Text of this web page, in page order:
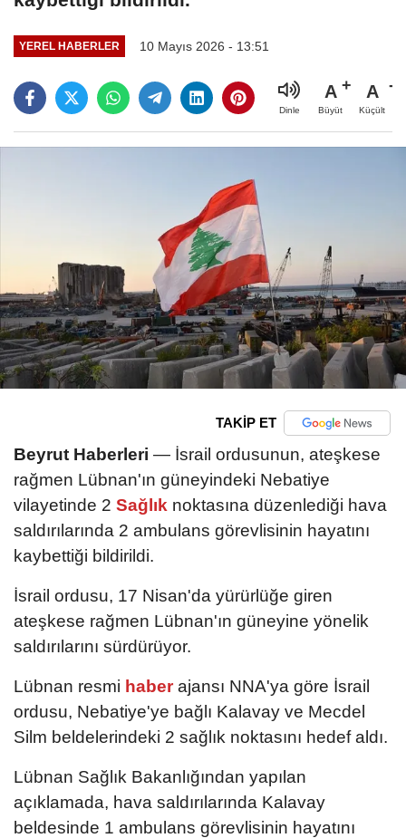
YEREL HABERLER 10 Mayıs 2026 - 13:51
Dinle
A
Büyüt
A
Küçült
TAKİP ET
Beyrut Haberleri — İsrail ordusunun, ateşkese
rağmen Lübnan'ın güneyindeki Nebatiye
vilayetinde 2 Sağlık noktasına düzenlediği hava
saldırılarında 2 ambulans görevlisinin hayatını
kaybettiği bildirildi.
İsrail ordusu, 17 Nisan'da yürürlüğe giren
ateşkese rağmen Lübnan'ın güneyine yönelik
saldırılarını sürdürüyor.
Lübnan resmi haberajansı NNA'ya göre İsrail
ordusu, Nebatiye'ye bağlı Kalavay ve Mecdel
Silm beldelerindeki 2 sağlık noktasını hedef aldı.
Lübnan Sağlık Bakanlığından yapılan
açıklamada, hava saldırılarında Kalavay
beldesinde 1 ambulans görevlisinin hayatını